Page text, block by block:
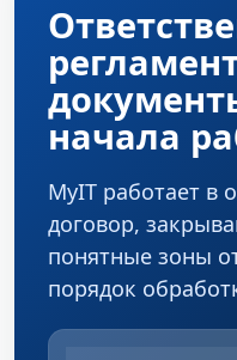
начала
MyIT работает в
договор,
понятные зоны
порядок